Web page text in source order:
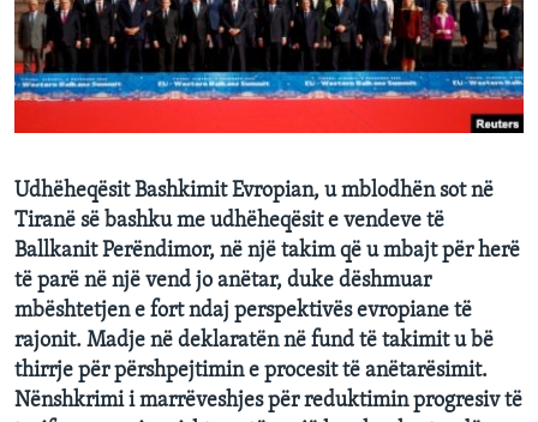
DITARI
Udhëheqësit Bashkimit Evropian, u mblodhën sot në
Tiranë së bashku me udhëheqësit e vendeve të
Ballkanit Perëndimor, në një takim që u mbajt për herë
të parë në një vend jo anëtar, duke dëshmuar
mbështetjen e fort ndaj perspektivës evropiane të
rajonit. Madje në deklaratën në fund të takimit u bë
thirrje për përshpejtimin e procesit të anëtarësimit.
Nënshkrimi i marrëveshjes për reduktimin progresiv të